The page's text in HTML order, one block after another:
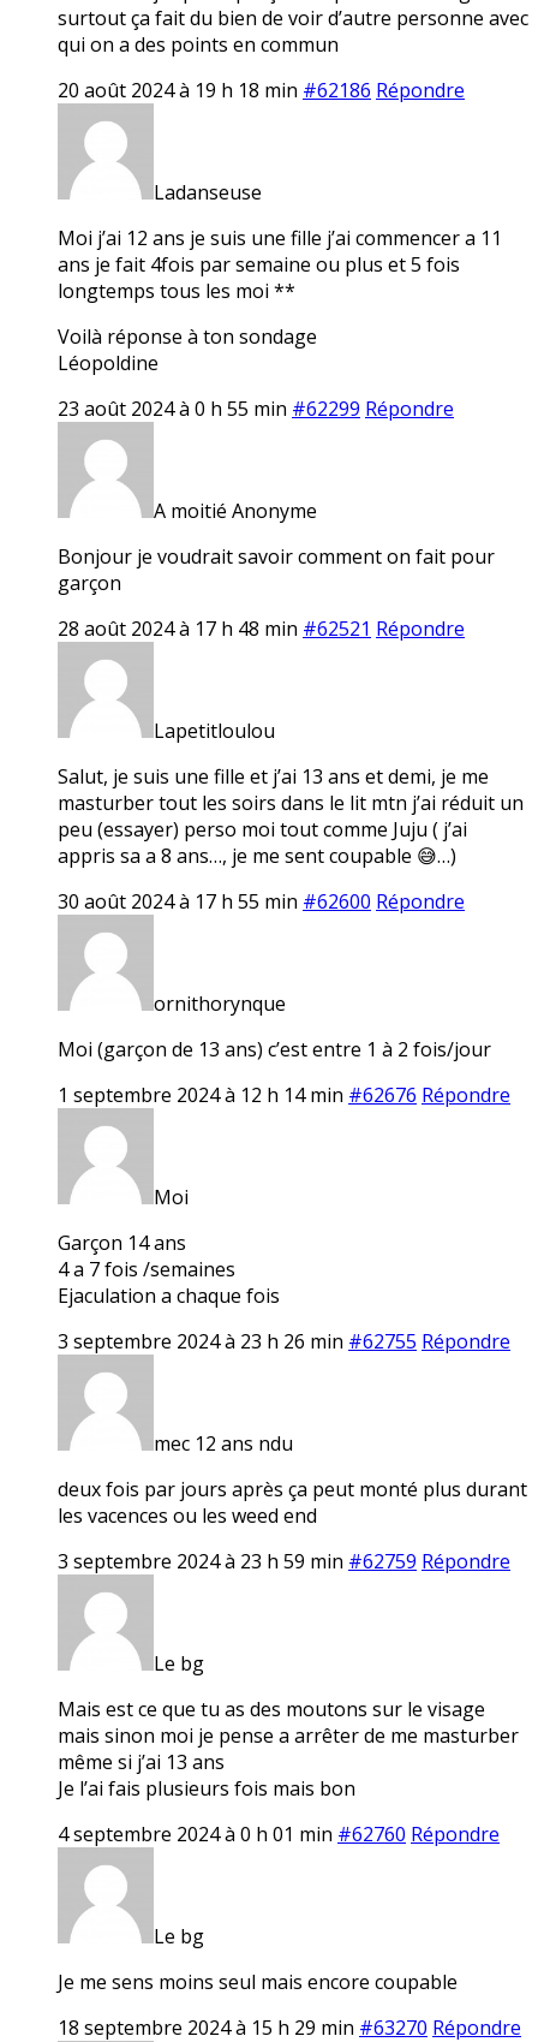
surtout ça fait du bien de voir d’autre personne avec
qui on a des points en commun
20 août 2024 à 19 h 18 min #62186 Répondre
Ladanseuse
Moi j’ai 12 ans je suis une fille j’ai commencer a 11
ans je fait 4fois par semaine ou plus et 5 fois
longtemps tous les moi **
Voilà réponse à ton sondage
Léopoldine
23 août 2024 à 0 h 55 min #62299 Répondre
A moitié Anonyme
Bonjour je voudrait savoir comment on fait pour
garçon
28 août 2024 à 17 h 48 min #62521 Répondre
Lapetitloulou
Salut, je suis une fille et j’ai 13 ans et demi, je me
masturber tout les soirs dans le lit mtn j’ai réduit un
peu (essayer) perso moi tout comme Juju ( j’ai
appris sa a 8 ans…, je me sent coupable 😅…)
30 août 2024 à 17 h 55 min #62600 Répondre
ornithorynque
Moi (garçon de 13 ans) c’est entre 1 à 2 fois/jour
1 septembre 2024 à 12 h 14 min #62676 Répondre
Moi
Garçon 14 ans
4 a 7 fois /semaines
Ejaculation a chaque fois
3 septembre 2024 à 23 h 26 min #62755 Répondre
mec 12 ans ndu
deux fois par jours après ça peut monté plus durant
les vacences ou les weed end
3 septembre 2024 à 23 h 59 min #62759 Répondre
Le bg
Mais est ce que tu as des moutons sur le visage
mais sinon moi je pense a arrêter de me masturber
même si j’ai 13 ans
Je l’ai fais plusieurs fois mais bon
4 septembre 2024 à 0 h 01 min #62760 Répondre
Le bg
Je me sens moins seul mais encore coupable
18 septembre 2024 à 15 h 29 min #63270 Répondre